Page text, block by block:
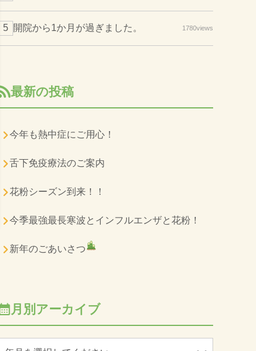
開院から1か月が過ぎました。 1780views
最新の投稿
今年も熱中症にご用心！
舌下免疫療法のご案内
花粉シーズン到来！！
今季最強最長寒波とインフルエンザと花粉！
新年のごあいさつ
月別アーカイブ